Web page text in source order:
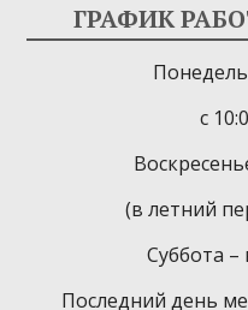
ГРАФИК
с
(в летний
Суббота
Последний день